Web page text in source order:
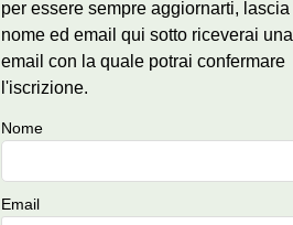
per essere sempre aggiornarti, lascia
nome ed email qui sotto riceverai una
email con la quale potrai confermare
l'iscrizione.
Nome
Email